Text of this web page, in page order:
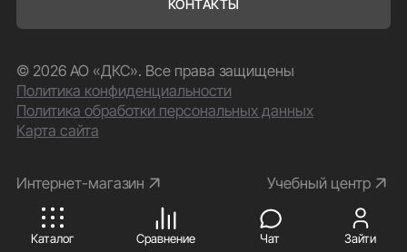
КОНТАКТЫ
© 2026 АО «ДКС». Все права защищены
Политика конфиденциальности
Политика обработки персональных данных
Карта сайта
Интернет-магазин Учебный центр
Каталог Сравнение Чат Зайти